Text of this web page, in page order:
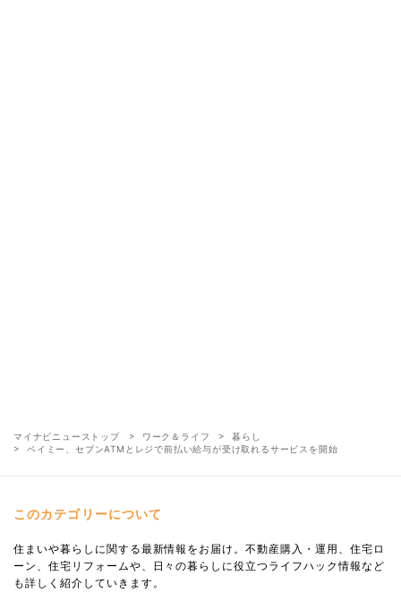
マイナビニューストップ ワーク＆ライフ
暮らし
ペイミー、セブンATMとレジで前払い給与が受け取れるサービスを開始
このカテゴリーについて
住まいや暮らしに関する最新情報をお届け。不動産購入・運用、住宅ロ
ーン、住宅リフォームや、日々の暮らしに役立つライフハック情報など
も詳しく紹介していきます。